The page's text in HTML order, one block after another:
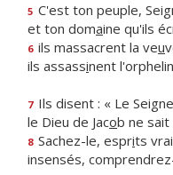
5 C'est ton peuple,
et ton domaine qu'ils
6 ils massacrent la veu
ils assassinent
7 Ils disent : « Le Seigne
le Dieu de Jacob ne sait
8 Sachez-le, esprits
insensés,